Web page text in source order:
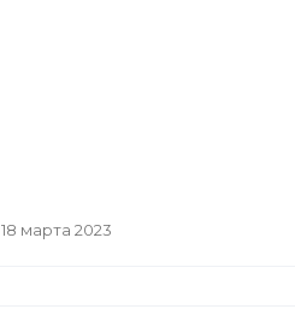
18 марта 2023